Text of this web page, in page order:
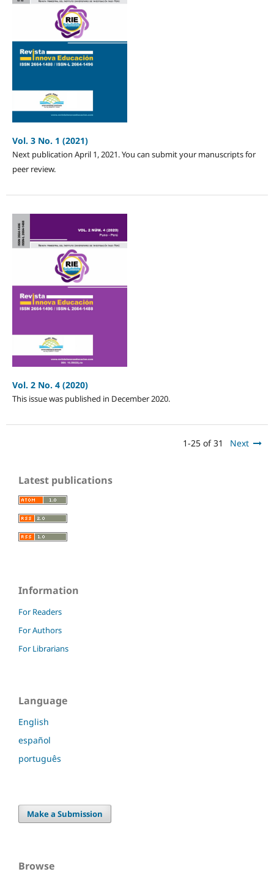
Vol. 3 No. 1 (2021)
Next publication April 1, 2021. You can submit your manuscripts for
peer review.
Vol. 2 No. 4 (2020)
This issue was published in December 2020.
1-25 of 31 Next
Latest publications
Information
For Readers
For Authors
For Librarians
Language
English
español
português
Make a Submission
Browse